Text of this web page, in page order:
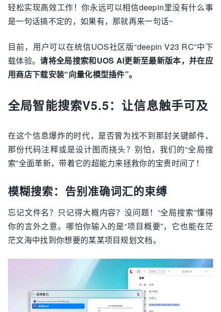
轻松实现高效工作！你永远可以相信deepin里没有什么事
是一句话搞不定的，如果有，那就再来一句话~
目前，用户可以在统信UOS社区版“deepin V23 RC”中下
载体验。请将全局搜索和UOS AI更新至最新版本，并在应
用商店下载安装“向量化模型插件”。
全局智能搜索V5.5：让信息触手可及
在这个信息爆炸的时代，是否曾为找不到那封关键邮件、
那份代码注释或是设计图而挠头？别怕，我们的“全局搜
索”全面革新，带着它的超能力来拯救你的宝贵时间了！
模糊搜索：告别准确词汇的束缚
忘记文件名？只记得大概内容？没问题！“全局搜索”懂得
你的言外之意。哪怕你输入的是“项目概要”，它也能在茫
茫文海中找到你想要的某某项目规划文档。